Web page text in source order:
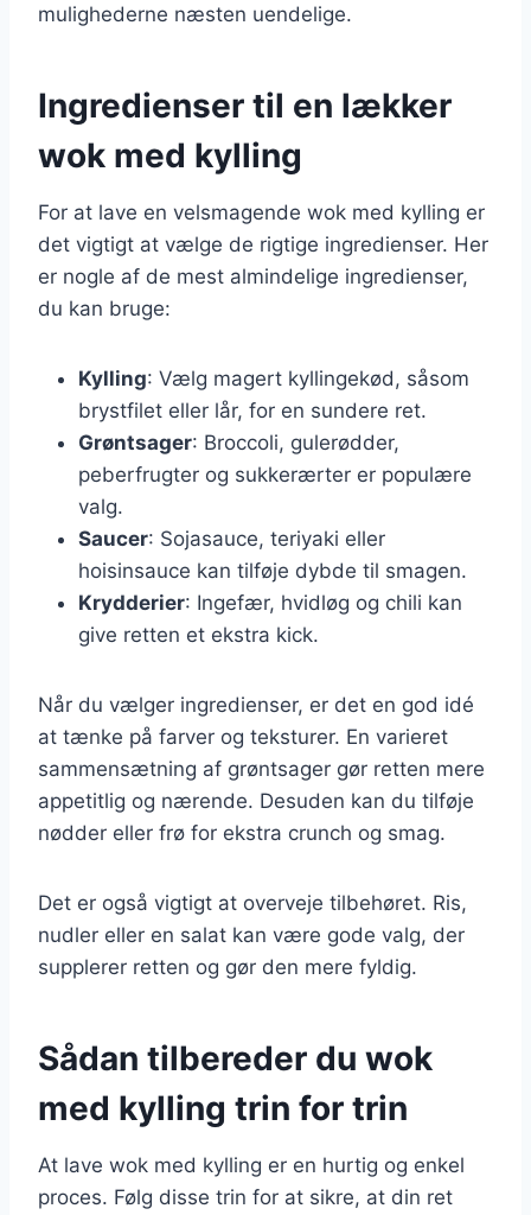
mulighederne næsten uendelige.
Ingredienser til en lækker
wok med kylling
For at lave en velsmagende wok med kylling er
det vigtigt at vælge de rigtige ingredienser. Her
er nogle af de mest almindelige ingredienser,
du kan bruge:
Kylling: Vælg magert kyllingekød, såsom
brystfilet eller lår, for en sundere ret.
Grøntsager: Broccoli, gulerødder,
peberfrugter og sukkerærter er populære
valg.
Saucer: Sojasauce, teriyaki eller
hoisinsauce kan tilføje dybde til smagen.
Krydderier: Ingefær, hvidløg og chili kan
give retten et ekstra kick.
Når du vælger ingredienser, er det en god idé
at tænke på farver og teksturer. En varieret
sammensætning af grøntsager gør retten mere
appetitlig og nærende. Desuden kan du tilføje
nødder eller frø for ekstra crunch og smag.
Det er også vigtigt at overveje tilbehøret. Ris,
nudler eller en salat kan være gode valg, der
supplerer retten og gør den mere fyldig.
Sådan tilbereder du wok
med kylling trin for trin
At lave wok med kylling er en hurtig og enkel
proces. Følg disse trin for at sikre, at din ret